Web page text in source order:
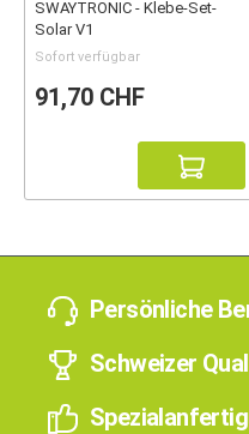
SWAYTRONIC - Klebe-Set-
Solar V1
Sofort verfügbar
91,70 CHF
Persönliche
Schweizer